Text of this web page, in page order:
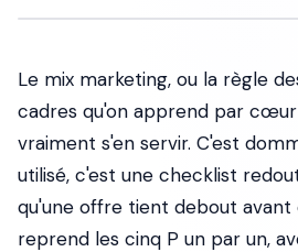
Le mix marketing, ou la règle
cadres qu'on apprend par cœur
vraiment s'en servir. C'est
utilisé, c'est une checklist
qu'une offre tient debout avant
reprend les cinq P un par un,